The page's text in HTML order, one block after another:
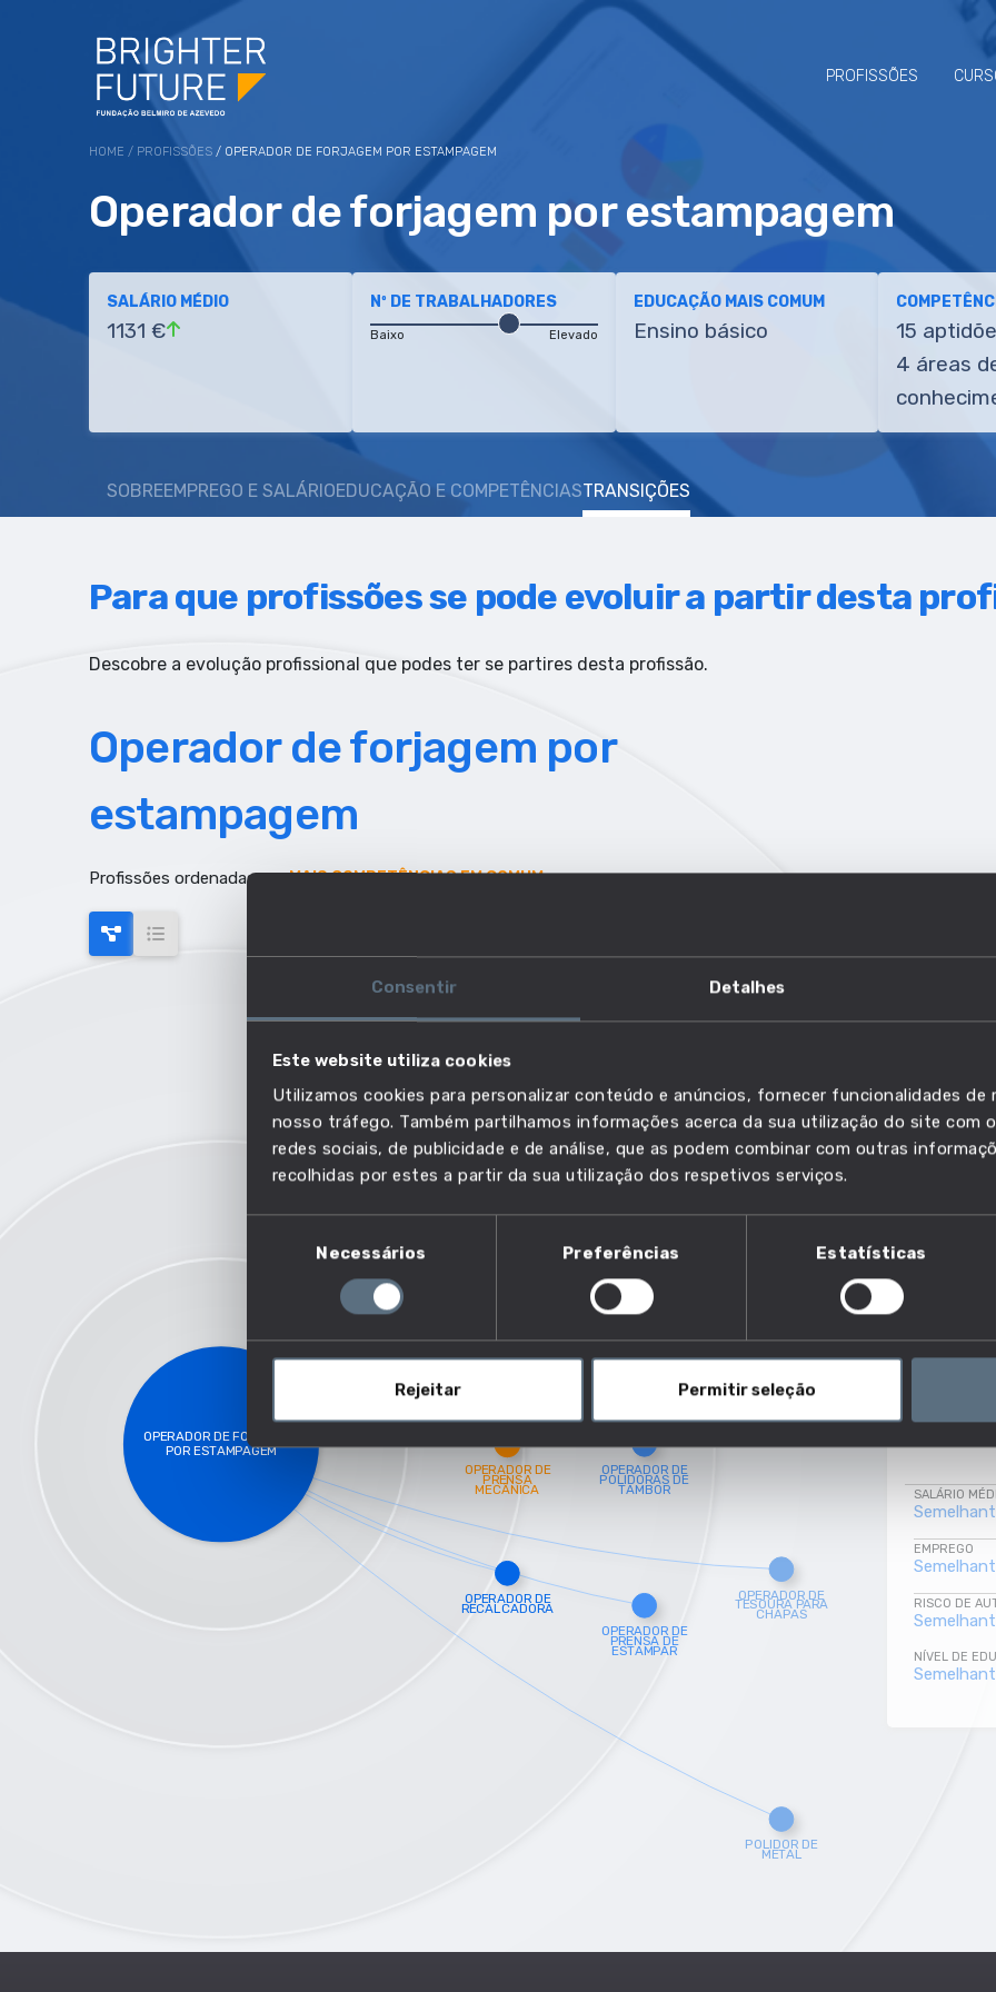
Consentir Detalhes
Este website utiliza cookies
Utilizamos cookies para personalizar conteúdo e anúncios, fornecer funcionalidades de
nosso tráfego. Também partilhamos informações acerca da sua utilização do site com
redes sociais, de publicidade e de análise, que as podem combinar com outras
recolhidas por estes a partir da sua utilização dos respetivos serviços.
consentimento
Necessários Preferências Estatísticas
Rejeitar Permitir seleção
PROFISSÕES
HOME / PROFISSÕES / OPERADOR DE FORJAGEM POR ESTAMPAGEM
Operador de forjagem por estampagem
SALÁRIO MÉDIO
1131 €
Nº DE TRABALHADORES
Baixo Elevado
EDUCAÇÃO MAIS COMUM
Ensino básico
15
4 áreas
SOBREEMPREGO E SALÁRIOEDUCAÇÃO E COMPETÊNCIASTRANSIÇÕES
Para que profissões se pode evoluir a partir desta
Descobre a evolução profissional que podes ter se partires desta profissão.
Operador de forjagem por
estampagem
Profissões ordenadas por:MAIS COMPETÊNCIAS EM COMUM
AUMENTO DE EMPREGO
MAIS COMPETÊNCIAS EM COMUM
MAIS EMPREGO
MENOR RISCO DE AUTOMAÇÃO
SALARIO MAIS ELEVADO
Próximidade
Baixo
Que
15
máquinas
SALÁRIO
EMPREGO
RISCO DE
NÍVEL DE